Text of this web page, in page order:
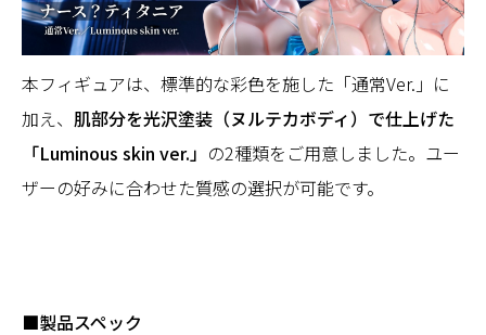
本フィギュアは、標準的な彩色を施した「通常Ver.」に
加え、 肌部分を光沢塗装（ヌルテカボディ）で仕上げた
「Luminous skin ver.」 の2種類をご用意しました。ユー
ザーの好みに合わせた質感の選択が可能です。
■製品スペック